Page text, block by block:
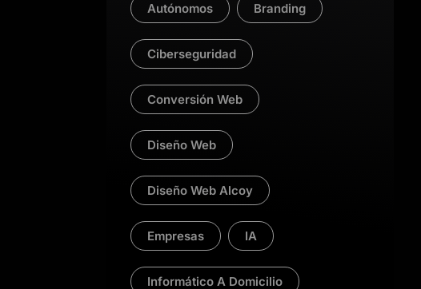
Autónomos Branding
Ciberseguridad
Conversión Web
Diseño Web
Diseño Web Alcoy
Empresas IA
Informático A Domicilio